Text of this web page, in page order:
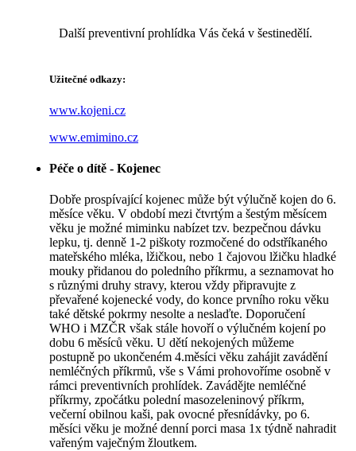
Další preventivní prohlídka Vás čeká v šestinedělí.
Užitečné odkazy:
www.kojeni.cz
www.emimino.cz
Péče o dítě - Kojenec
Dobře prospívající kojenec může být výlučně kojen do 6.
měsíce věku. V období mezi čtvrtým a šestým měsícem
věku je možné miminku nabízet tzv. bezpečnou dávku
lepku, tj. denně 1-2 piškoty rozmočené do odstříkaného
mateřského mléka, lžičkou, nebo 1 čajovou lžičku hladké
mouky přidanou do poledního příkrmu, a seznamovat ho
s různými druhy stravy, kterou vždy připravujte z
převařené kojenecké vody, do konce prvního roku věku
také dětské pokrmy nesolte a neslaďte. Doporučení
WHO i MZČR však stále hovoří o výlučném kojení po
dobu 6 měsíců věku. U dětí nekojených můžeme
postupně po ukončeném 4.měsíci věku zahájit zavádění
nemléčných příkrmů, vše s Vámi prohovoříme osobně v
rámci preventivních prohlídek. Zavádějte nemléčné
příkrmy, zpočátku polední masozeleninový příkrm,
večerní obilnou kaši, pak ovocné přesnídávky, po 6.
měsíci věku je možné denní porci masa 1x týdně nahradit
vařeným vaječným žloutkem.